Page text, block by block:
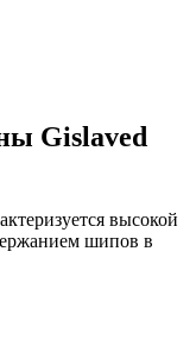
Gislaved
высокой
шипов в